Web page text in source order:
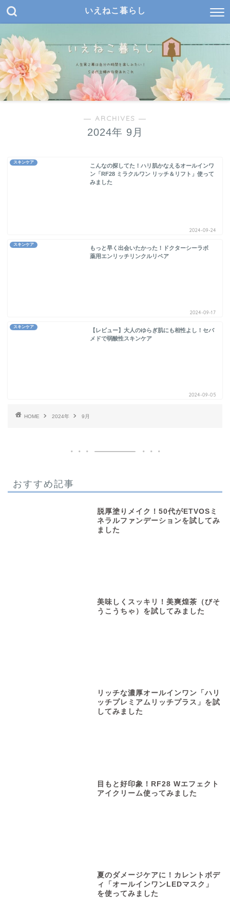
いえねこ暮らし
― ARCHIVES ―
2024年 9月
スキンケア
こんなの探してた！ハリ肌かなえるオールインワ
ン「RF28 ミラクルワン リッチ＆リフト」使って
みました
2024-09-24
スキンケア
もっと早く出会いたかった！ドクターシーラボ
薬用エンリッチリンクルリペア
2024-09-17
スキンケア
【レビュー】大人のゆらぎ肌にも相性よし！セバ
メドで弱酸性スキンケア
2024-09-05
HOME 2024年 9月
おすすめ記事
脱厚塗りメイク！50代がETVOSミ
ネラルファンデーションを試してみ
ました
美味しくスッキリ！美爽煌茶（びそ
うこうちゃ）を試してみました
リッチな濃厚オールインワン「ハリ
ッチプレミアムリッチプラス」を試
してみました
目もと好印象！RF28 Wエフェクト
アイクリーム使ってみました
夏のダメージケアに！カレントボデ
ィ「オールインワンLEDマスク」
を使ってみました